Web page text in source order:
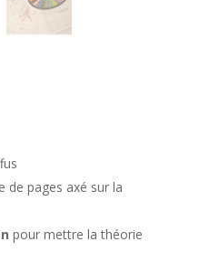
de pages axé sur la
pour mettre la théorie